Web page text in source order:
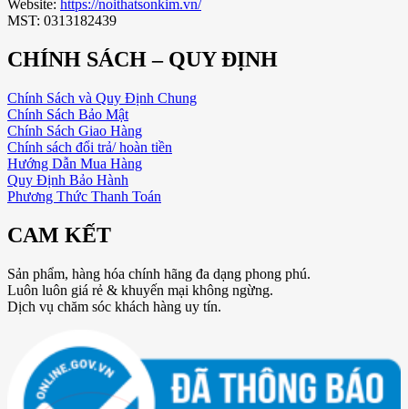
Website: https://noithatsonkim.vn/
MST: 0313182439
CHÍNH SÁCH – QUY ĐỊNH
Chính Sách và Quy Định Chung
Chính Sách Bảo Mật
Chính Sách Giao Hàng
Chính sách đổi trả/ hoàn tiền
Hướng Dẫn Mua Hàng
Quy Định Bảo Hành
Phương Thức Thanh Toán
CAM KẾT
Sản phẩm, hàng hóa chính hãng đa dạng phong phú.
Luôn luôn giá rẻ & khuyến mại không ngừng.
Dịch vụ chăm sóc khách hàng uy tín.